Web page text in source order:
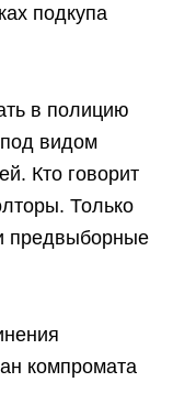
подкупа
в полицию
видом
Кто говорит
Только
предвыборные
компромата